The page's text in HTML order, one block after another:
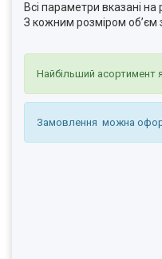
Всі параметри вказані на
З кожним розміром об’єм
Найбільший асортимент
Замовлення можна